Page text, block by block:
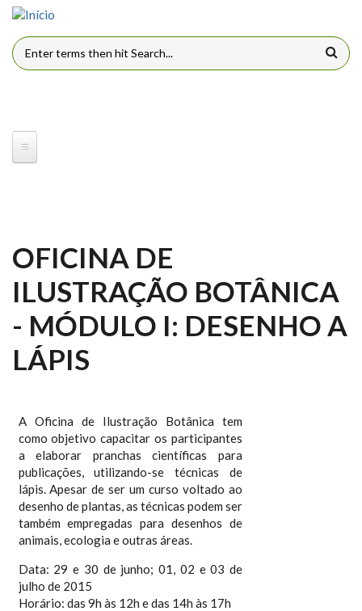
Pular para o conteúdo principal
FORMULÁRIO DE BUSCA
OFICINA DE
ILUSTRAÇÃO BOTÂNICA
- MÓDULO I: DESENHO A
LÁPIS
A Oficina de Ilustração Botânica tem
como objetivo capacitar os participantes
a elaborar pranchas científicas para
publicações, utilizando-se técnicas de
lápis. Apesar de ser um curso voltado ao
desenho de plantas, as técnicas podem ser
também empregadas para desenhos de
animais, ecologia e outras áreas.
Data: 29 e 30 de junho; 01, 02 e 03 de
julho de 2015
Horário: das 9h às 12h e das 14h às 17h